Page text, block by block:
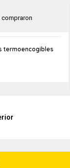
termoencogibles